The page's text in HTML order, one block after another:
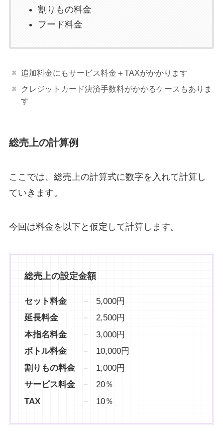
割りもの料金
フード料金
追加料金にもサービス料金＋TAXがかかります
クレジットカード決済手数料がかかるケースもありま
す
総売上の計算例
ここでは、総売上の計算式に数字を入れて計算し
ていきます。
今回は料金を以下と仮定して計算します。
総売上の設定金額
セット料金
5,000円
延長料金
2,500円
本指名料金
3,000円
ボトル料金
10,000円
割りもの料金
1,000円
サービス料金
20％
TAX
10％